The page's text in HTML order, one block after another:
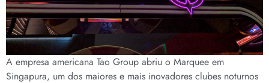
A empresa americana Tao Group abriu o Marquee em
Singapura, um dos maiores e mais inovadores clubes noturnos